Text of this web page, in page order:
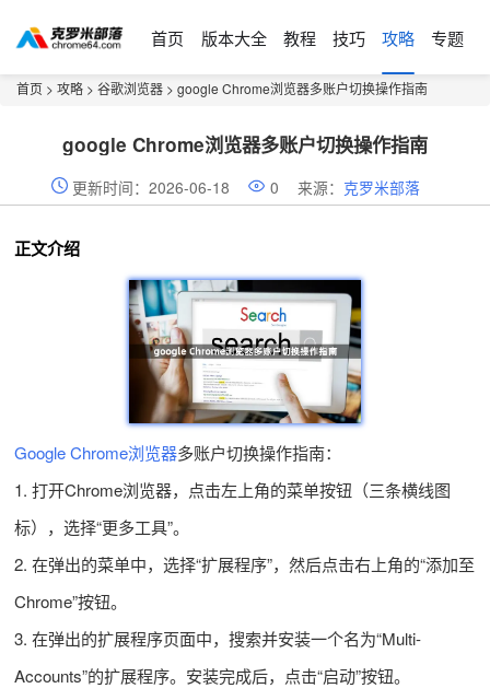
首页 版本大全 教程 技巧 攻略 专题
首页 > 攻略 > 谷歌浏览器 > google Chrome浏览器多账户切换操作指南
google Chrome浏览器多账户切换操作指南
更新时间：2026-06-18 0 来源： 克罗米部落
正文介绍
Google Chrome浏览器多账户切换操作指南：
1. 打开Chrome浏览器，点击左上角的菜单按钮（三条横线图
标），选择“更多工具”。
2. 在弹出的菜单中，选择“扩展程序”，然后点击右上角的“添加至
Chrome”按钮。
3. 在弹出的扩展程序页面中，搜索并安装一个名为“Multi-
Accounts”的扩展程序。安装完成后，点击“启动”按钮。